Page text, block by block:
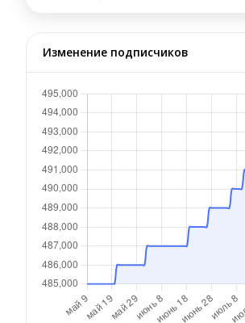
Изменение подписчиков